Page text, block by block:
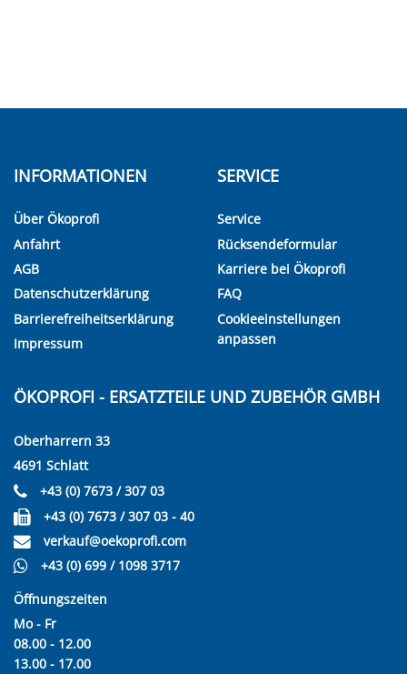
INFORMATIONEN
Über Ökoprofi
Anfahrt
AGB
Datenschutzerklärung
Barrierefreiheitserklärung
Impressum
SERVICE
Service
Rücksendeformular
Karriere bei Ökoprofi
FAQ
Cookieeinstellungen
anpassen
ÖKOPROFI - ERSATZTEILE UND ZUBEHÖR GMBH
Oberharrern 33
4691 Schlatt
+43 (0) 7673 / 307 03
+43 (0) 7673 / 307 03 - 40
verkauf@oekoprofi.com
+43 (0) 699 / 1098 3717
Öffnungszeiten
Mo - Fr
08.00 - 12.00
13.00 - 17.00